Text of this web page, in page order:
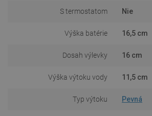
S termostatom Nie
Výška batérie 16,5 cm
Dosah výlevky 16 cm
Výška výtoku vody 11,5 cm
Typ výtoku Pevná